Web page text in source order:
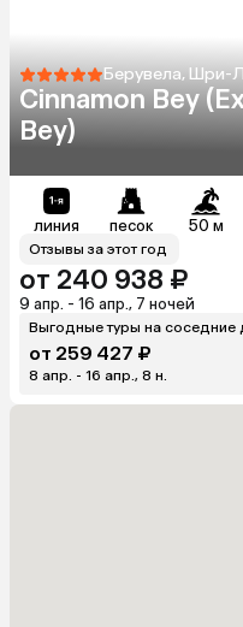
Берувела, Шри-
Cinnamon Bey
Bey)
линия песок 50 м
Отзывы за этот год
от 240 938 ₽
9 апр. - 16 апр., 7 ночей
Выгодные туры на соседние
от 259 427 ₽
8 апр. - 16 апр., 8 н.